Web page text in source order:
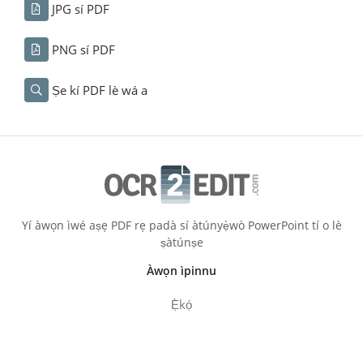
JPG sí PDF
PNG sí PDF
Ṣe kí PDF lè wá a
Yí àwọn ìwé aṣẹ PDF rẹ padà sí àtúnyẹ̀wò PowerPoint tí o lè
ṣàtúnṣe
Àwọn ìpinnu
Ẹ̀kọ́